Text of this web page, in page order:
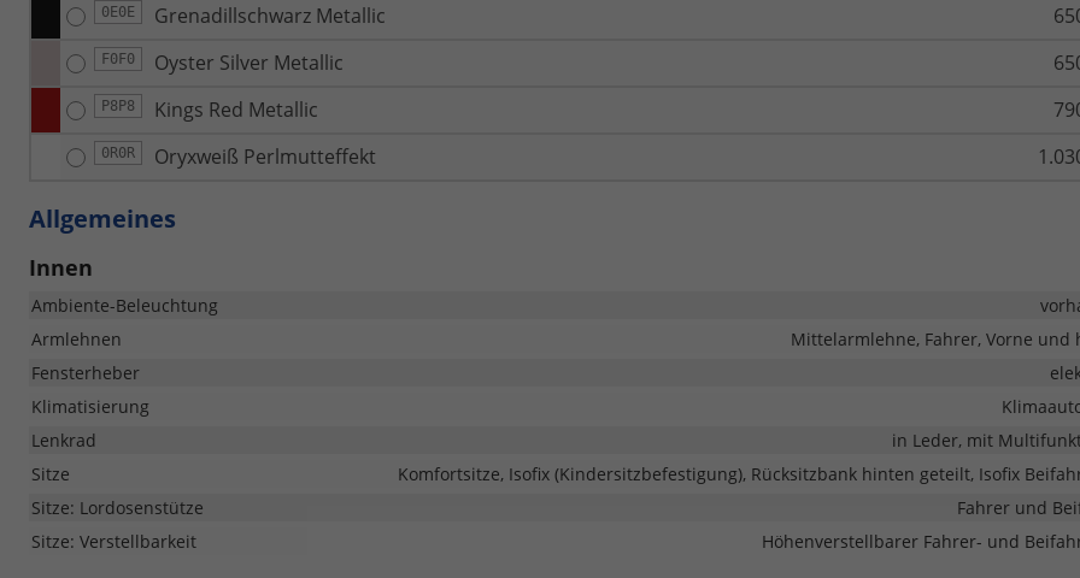
0E0E Grenadillschwarz Metallic
F0F0 Oyster Silver Metallic
P8P8 Kings Red Metallic
0R0R Oryxweiß Perlmutteffekt
Allgemeines
Innen
Ambiente-Beleuchtung
Armlehnen
Mittelarmlehne, Fahrer, Vorne und
Fensterheber
Klimatisierung
Lenkrad
in Leder, mit
Sitze
Komfortsitze, Isofix (Kindersitzbefestigung), Rücksitzbank hinten geteilt, Isofix
Sitze: Lordosenstütze
Fahrer und
Sitze: Verstellbarkeit
Höhenverstellbarer Fahrer- und